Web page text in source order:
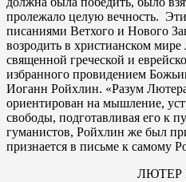
пролежало целую вечность.
писаниями Ветхого и Нового
возродить в христианском
священной греческой и
избранного провидением
Иоганн Ройхлин. «Разум
ориентирован на мышление,
свободы, подготавливая его к
гуманистов, Ройхлин же был
признается в письме к самому
ЛЮТЕР